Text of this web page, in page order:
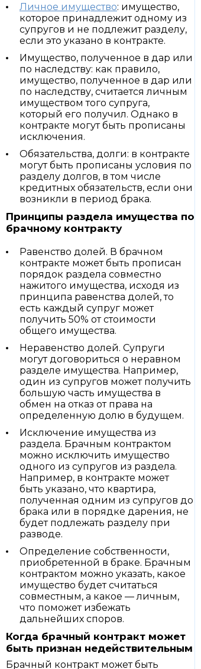
Личное имущество: имущество,
которое принадлежит одному из
супругов и не подлежит разделу,
если это указано в контракте.
Имущество, полученное в дар или
по наследству: как правило,
имущество, полученное в дар или
по наследству, считается личным
имуществом того супруга,
который его получил. Однако в
контракте могут быть прописаны
исключения.
Обязательства, долги: в контракте
могут быть прописаны условия по
разделу долгов, в том числе
кредитных обязательств, если они
возникли в период брака.
Принципы раздела имущества по
брачному контракту
Равенство долей. В брачном
контракте может быть прописан
порядок раздела совместно
нажитого имущества, исходя из
принципа равенства долей, то
есть каждый супруг может
получить 50% от стоимости
общего имущества.
Неравенство долей. Супруги
могут договориться о неравном
разделе имущества. Например,
один из супругов может получить
большую часть имущества в
обмен на отказ от права на
определенную долю в будущем.
Исключение имущества из
раздела. Брачным контрактом
можно исключить имущество
одного из супругов из раздела.
Например, в контракте может
быть указано, что квартира,
полученная одним из супругов до
брака или в порядке дарения, не
будет подлежать разделу при
разводе.
Определение собственности,
приобретенной в браке. Брачным
контрактом можно указать, какое
имущество будет считаться
совместным, а какое — личным,
что поможет избежать
дальнейших споров.
Когда брачный контракт может
быть признан недействительным
Брачный контракт может быть